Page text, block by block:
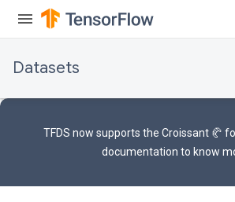
Datasets
TFDS now supports the Croissant 🥐
documentation to know